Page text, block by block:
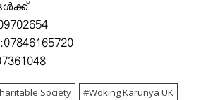
Society Woking Karunya UK